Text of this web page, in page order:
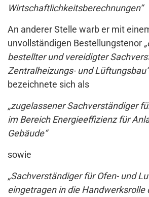
Wirtschaftlichkeitsberechnungen“
An anderer Stelle warb er mit
unvollständigen Bestellungstenor
bestellter und vereidigter
Zentralheizungs- und Lüftungsbau“
bezeichnete sich als
„zugelassener Sachverständiger
im Bereich Energieeffizienz für
Gebäude“
sowie
„Sachverständiger für Ofen- und
eingetragen in die Handwerksrolle